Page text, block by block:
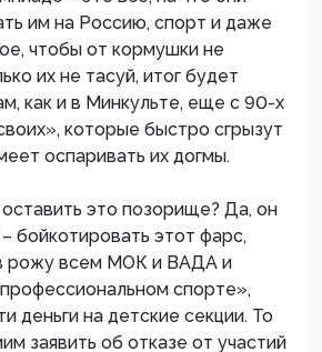
им на Россию, спорт и даже
чтобы от кормушки не
их не тасуй, итог будет
как и в Минкульте, еще с 90-х
которые быстро сгрызут
оспаривать их догмы.
оставить это позорище? Да, он
бойкотировать этот фарс,
рожу всем МОК и ВАДА и
спорте»,
деньги на детские секции. То
заявить об отказе от участий